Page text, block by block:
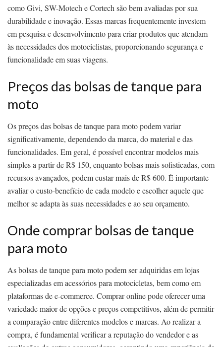
como Givi, SW-Motech e Cortech são bem avaliadas por sua
durabilidade e inovação. Essas marcas frequentemente investem
em pesquisa e desenvolvimento para criar produtos que atendam
às necessidades dos motociclistas, proporcionando segurança e
funcionalidade em suas viagens.
Preços das bolsas de tanque para
moto
Os preços das bolsas de tanque para moto podem variar
significativamente, dependendo da marca, do material e das
funcionalidades. Em geral, é possível encontrar modelos mais
simples a partir de R$ 150, enquanto bolsas mais sofisticadas, com
recursos avançados, podem custar mais de R$ 600. É importante
avaliar o custo-benefício de cada modelo e escolher aquele que
melhor se adapta às suas necessidades e ao seu orçamento.
Onde comprar bolsas de tanque
para moto
As bolsas de tanque para moto podem ser adquiridas em lojas
especializadas em acessórios para motocicletas, bem como em
plataformas de e-commerce. Comprar online pode oferecer uma
variedade maior de opções e preços competitivos, além de permitir
a comparação entre diferentes modelos e marcas. Ao realizar a
compra, é fundamental verificar a reputação do vendedor e as